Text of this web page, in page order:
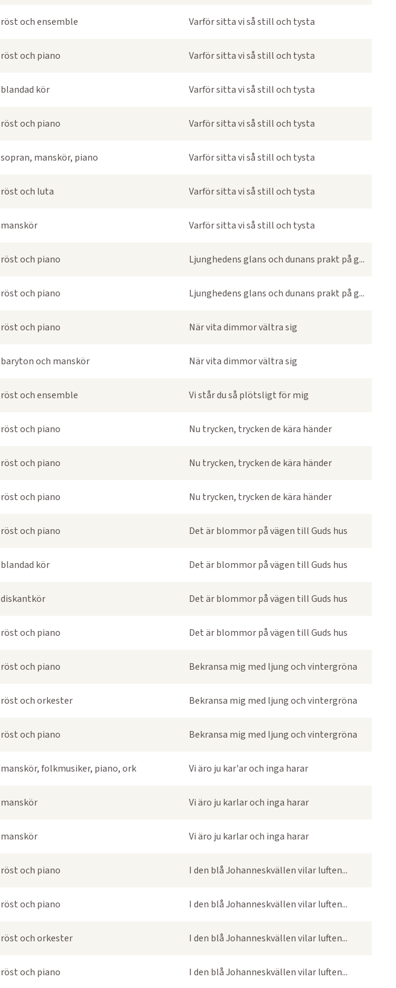
röst och ensemble Varför sitta vi så still och tysta
röst och piano Varför sitta vi så still och tysta
blandad kör Varför sitta vi så still och tysta
röst och piano Varför sitta vi så still och tysta
sopran, manskör, piano Varför sitta vi så still och tysta
röst och luta Varför sitta vi så still och tysta
manskör Varför sitta vi så still och tysta
röst och piano Ljunghedens glans och dunans prakt på g...
röst och piano Ljunghedens glans och dunans prakt på g...
röst och piano När vita dimmor vältra sig
baryton och manskör När vita dimmor vältra sig
röst och ensemble Vi står du så plötsligt för mig
röst och piano Nu trycken, trycken de kära händer
röst och piano Nu trycken, trycken de kära händer
röst och piano Nu trycken, trycken de kära händer
röst och piano Det är blommor på vägen till Guds hus
blandad kör Det är blommor på vägen till Guds hus
diskantkör Det är blommor på vägen till Guds hus
röst och piano Det är blommor på vägen till Guds hus
röst och piano Bekransa mig med ljung och vintergröna
röst och orkester Bekransa mig med ljung och vintergröna
röst och piano Bekransa mig med ljung och vintergröna
manskör, folkmusiker, piano, ork Vi äro ju kar'ar och inga harar
manskör Vi äro ju karlar och inga harar
manskör Vi äro ju karlar och inga harar
röst och piano I den blå Johanneskvällen vilar luften...
röst och piano I den blå Johanneskvällen vilar luften...
röst och orkester I den blå Johanneskvällen vilar luften...
röst och piano I den blå Johanneskvällen vilar luften...